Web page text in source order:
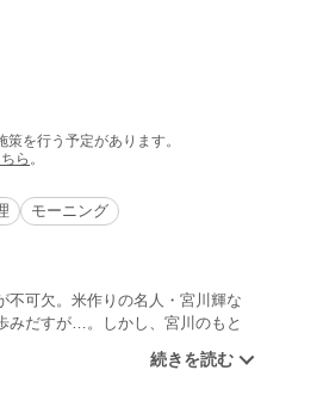
を行う予定があります。
ら 。
モーニング
不可欠。米作りの名人・宮川輝な
みだすが…。しかし、宮川のもと